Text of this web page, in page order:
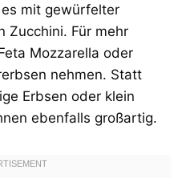
mit gewürfelter
Zucchini. Für mehr
Mozzarella oder
nehmen. Statt
Erbsen oder klein
ebenfalls großartig.